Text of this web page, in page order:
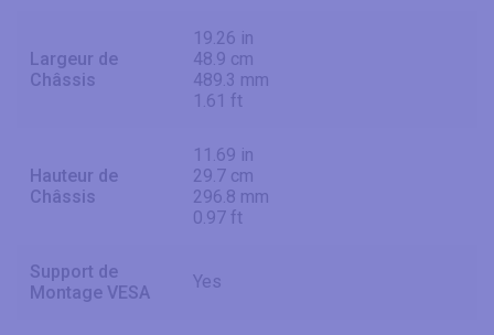
Largeur de
Châssis
19.26 in
48.9 cm
489.3 mm
1.61 ft
Hauteur de
Châssis
11.69 in
29.7 cm
296.8 mm
0.97 ft
Support de
Montage VESA
Yes